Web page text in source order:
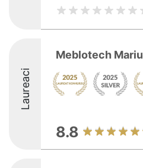
Laureaci
Meblotech
8.8